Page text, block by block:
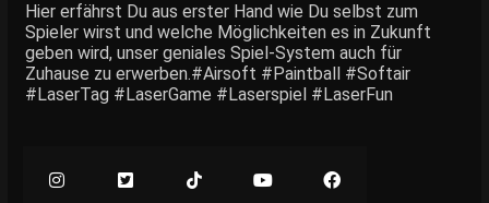
Hier erfährst Du aus erster Hand wie Du selbst zum
Spieler wirst und welche Möglichkeiten es in Zukunft
geben wird, unser geniales Spiel-System auch für
Zuhause zu erwerben.#Airsoft #Paintball #Softair
#LaserTag #LaserGame #Laserspiel #LaserFun